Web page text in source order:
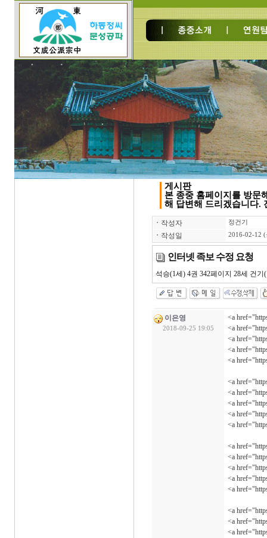
게시판
본 종중 홈페이지를 방문
해 답변해 드리겠습니다.
ㆍ 작성자 정건기
ㆍ 작성일 2016-02-12
인터넷 족보 수정 요청
석승(1세) 4권 342페이지 28세 건
이은영
2018-09-25 19:05
<a
<a
<a
<a
<a
<a
<a
<a
<a
<a
<a
<a
<a
<a
<a
<a
<a
<a